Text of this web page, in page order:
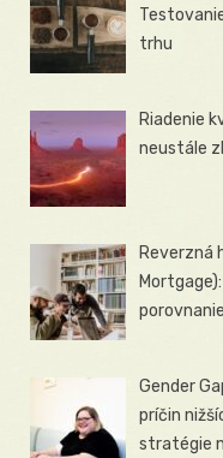
trhu
Riadenie
neustále
Reverzná
Gender
príčin
stratégie